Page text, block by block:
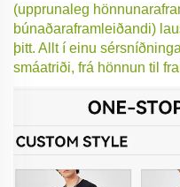
(upprunaleg
búnaðaraframleiðandi)
þitt. Allt í einu
smáatriði, frá hönnun til